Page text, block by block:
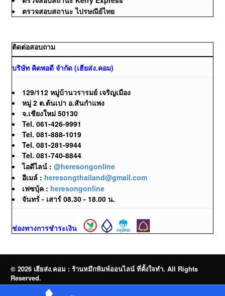
ตรวจสอบสถานะ ไปรษณีย์ไทย
ติดต่อสอบถาม
บริษัท คิดพอดี จำกัด (เฮียส่ง.คอม)
129/112 หมู่บ้านวรารมย์ เจริญเมือง
หมู่ 2 ต.ต้นเปา อ.สันกำแพง
จ.เชียงใหม่ 50130
Tel. 061-426-9991
Tel. 081-888-1019
Tel. 081-281-9944
Tel. 081-740-8844
ไอดีไลน์ : @heresongonline
อีเมล์ : heresongthailand@gmail.com
เฟซบุ้ค : heresongonline
จันทร์ - เสาร์ 08.30 - 18.00 น.
ช่องทางการชำระเงิน
© 2026 เฮียส่ง.คอม : ร้านหมึกพิมพ์ออนไลน์ ที่ตั้งใจทำ. All Rights
Reserved.
จำหน่ายหมึกพิมพ์ออนไลน์ | Brother | Canon | Epson | HP | OKI |